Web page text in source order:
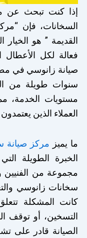
إذا كنت تبحث عن
السخانات، فإن
القديمة ” هو
فعالة لكل الأعطال
صيانة زانوسي في
سنوات طويلة من
مستويات الخدمة،
العملاء الذين
ما يميز مركز صيانة
الخبرة الطويلة
مجموعة من
سخانات زانوسي
كانت المشكلة
التسخين، أو توقف
الصيانة قادر على